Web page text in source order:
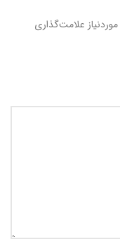
علامت‌گذاری